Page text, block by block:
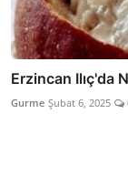
Erzincan Ilıç'da
Gurme Şubat 6, 2025